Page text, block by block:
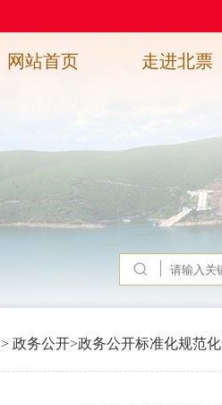
网站首页 走进北票
> 政务公开>政务公开标准化规范